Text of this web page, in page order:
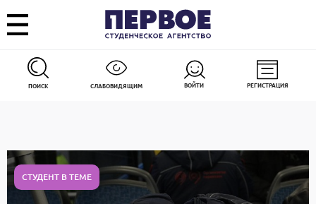
ПОИСК СЛАБОВИДЯЩИМ ВОЙТИ РЕГИСТРАЦИЯ
СТУДЕНТ В ТЕМЕ